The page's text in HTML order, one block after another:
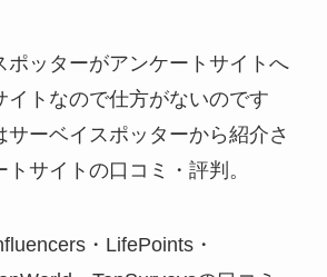
ポッターがアンケートサイトへ
イトなので仕方がないのです
サーベイスポッターから紹介さ
サイトの口コミ・評判。
・LifePoints・